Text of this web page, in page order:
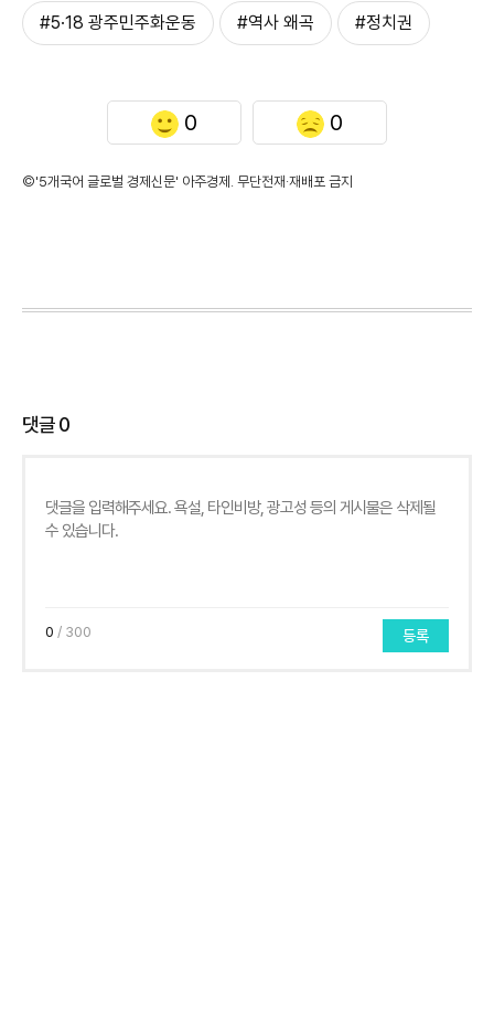
#5·18 광주민주화운동 #역사 왜곡 #정치권
0 0
©'5개국어 글로벌 경제신문' 아주경제. 무단전재·재배포 금지
댓글0
0 / 300 등록